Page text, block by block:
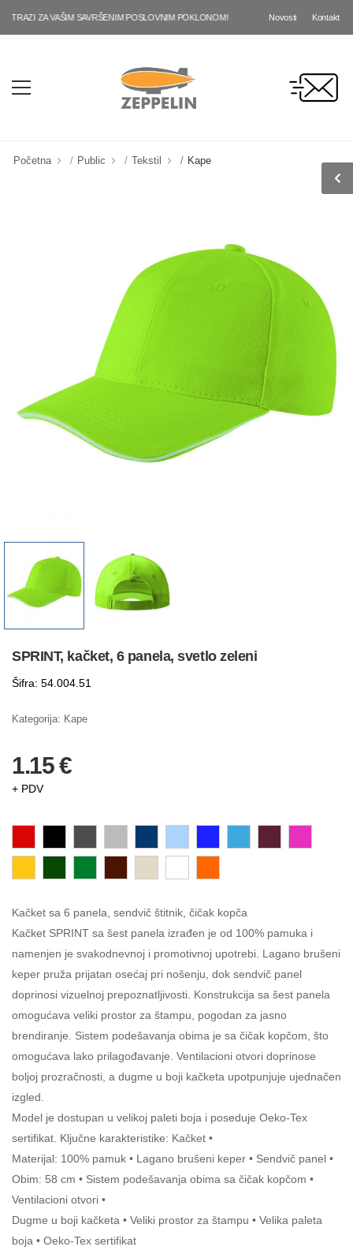
ZA VAŠIM SAVRŠENIM POSLOVNIM POKLONOM! Novosti Kontakt
Početna Public Tekstil Kape
SPRINT, kačket, 6 panela, svetlo zeleni
Šifra: 54.004.51
Kategorija: Kape
1.15 €
+ PDV
Kačket sa 6 panela, sendvič štitnik, čičak kopča
Kačket SPRINT sa šest panela izrađen je od 100% pamuka i
namenjen je svakodnevnoj i promotivnoj upotrebi. Lagano brušeni
keper pruža prijatan osećaj pri nošenju, dok sendvič panel
doprinosi vizuelnoj prepoznatljivosti. Konstrukcija sa šest panela
omogućava veliki prostor za štampu, pogodan za jasno
brendiranje. Sistem podešavanja obima je sa čičak kopčom, što
omogućava lako prilagođavanje. Ventilacioni otvori doprinose
boljoj prozračnosti, a dugme u boji kačketa upotpunjuje ujednačen
izgled.
Model je dostupan u velikoj paleti boja i poseduje Oeko-Tex
sertifikat. Ključne karakteristike: Kačket •
Materijal: 100% pamuk • Lagano brušeni keper • Sendvič panel •
Obim: 58 cm • Sistem podešavanja obima sa čičak kopčom •
Ventilacioni otvori •
Dugme u boji kačketa • Veliki prostor za štampu • Velika paleta
boja • Oeko-Tex sertifikat